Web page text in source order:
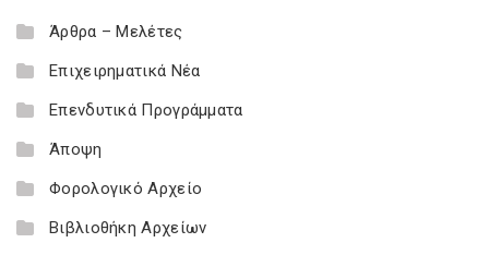
Άρθρα – Μελέτες
Επιχειρηματικά Νέα
Επενδυτικά Προγράμματα
Άποψη
Φορολογικό Αρχείο
Βιβλιοθήκη Αρχείων